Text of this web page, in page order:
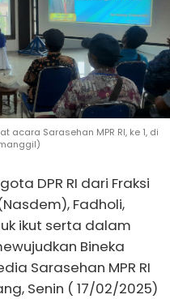
acara Sarasehan MPR RI, ke 1, di
DPR RI dari Fraksi
Fadholi,
ikut serta dalam
Bineka
Sarasehan MPR RI
Senin ( 17/02/2025)